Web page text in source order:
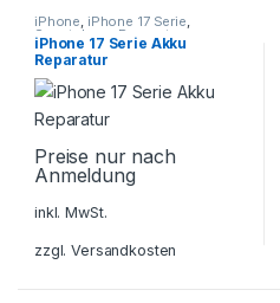
iPhone, iPhone 17 Serie,
Smartphone Reparatur
iPhone 17 Serie Akku
Reparatur
Preise nur nach
Anmeldung
inkl. MwSt.
zzgl.Versandkosten